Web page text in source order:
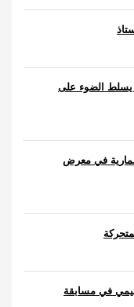
يسلط الضوء على
في معرض
في مسابقة